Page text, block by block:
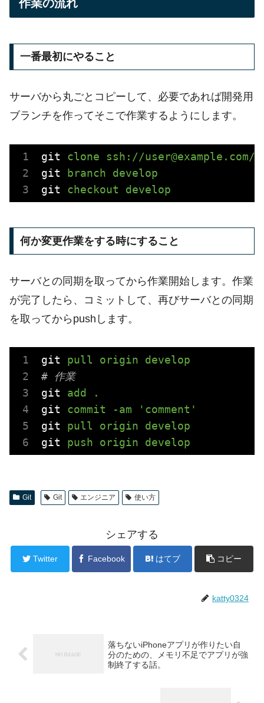
作業の流れ
一番最初にやること
サーバから丸ごとコピーして、必要であれば開発用
ブランチを作ってそこで作業するようにします。
git
clone ssh://
git
branch develop
git
checkout develop
何か変更作業をする時にすること
サーバとの同期を取ってから作業開始します。作業
が完了したら、コミットして、再びサーバとの同期
を取ってからpushします。
git
pull origin develop
# 作業
git
add .
git
commit -am 'comment'
git
pull origin develop
git
push origin develop
Git Git エンジニア 使い方
シェアする
Twitter Facebook はてブ コピー
katty0324
落ちないiPhoneアプリが作りたい自
分のための、メモリ不足でアプリが強
制終了する話。